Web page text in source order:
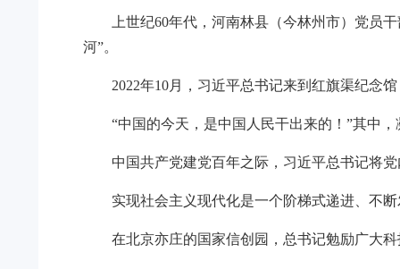
上世纪60年代，河南林县（今林州市）党员
河”。
2022年10月，习近平总书记来到红旗渠纪念
“中国的今天，是中国人民干出来的！”其中
中国共产党建党百年之际，习近平总书记将
实现社会主义现代化是一个阶梯式递进、不
在北京亦庄的国家信创园，总书记勉励广大